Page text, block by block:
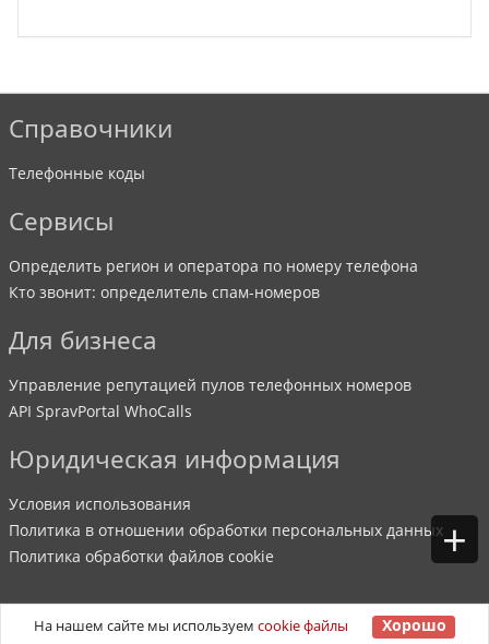
+
Справочники
Телефонные коды
Сервисы
Определить регион и оператора по номеру телефона
Кто звонит: определитель спам-номеров
Для бизнеса
Управление репутацией пулов телефонных номеров
API SpravPortal WhoCalls
Юридическая информация
Условия использования
Политика в отношении обработки персональных данных
Политика обработки файлов cookie
©2007-2026 SpravPortal. Все права защищены.
На нашем сайте мы используемcookie файлы Хорошо